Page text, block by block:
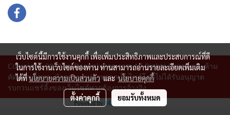
Copyright 2019 by Daeunkorea.com All Rights Reserved,-ห้าม
คัดลอกเนื้อหา ข้อความ รูปภาพจากเว็บไซต์โดยไม่ได้รับอนุญาต
รบกวนแชร์ลิ้งของเว็บไซต์หากต้องการอ้างอิง
Powered by MakeWebEasy.com
เว็บไซต์นี้มีการใช้งานคุกกี้ เพื่อเพิ่มประสิทธิภาพและประสบการณ์ที่ดี
ในการใช้งานเว็บไซต์ของท่าน ท่านสามารถอ่านรายละเอียดเพิ่มเติม
ได้ที่นโยบายความเป็นส่วนตัวและนโยบายคุกกี้
ตั้งค่าคุกกี้ ยอมรับทั้งหมด